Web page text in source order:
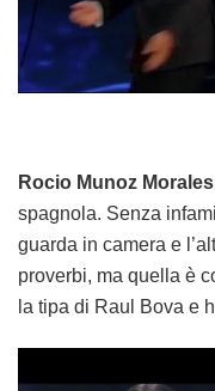
Rocio Munoz Morales
spagnola. Senza
guarda in camera e
proverbi, ma quella è
la tipa di Raul Bova e